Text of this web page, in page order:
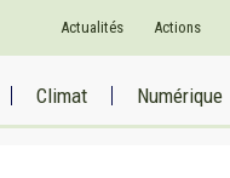
Actualités Actions
Climat Numérique